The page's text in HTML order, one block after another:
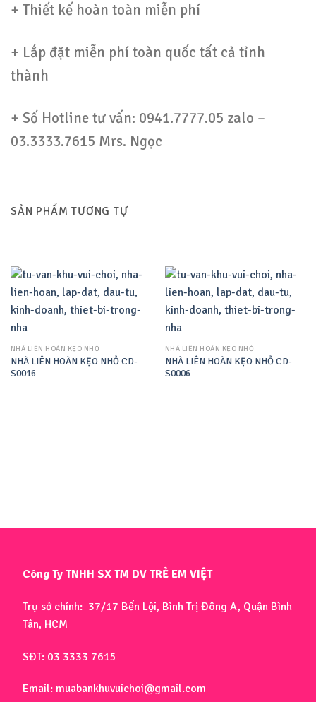
+ Thiết kế hoàn toàn miễn phí
+ Lắp đặt miễn phí toàn quốc tất cả tỉnh
thành
+ Số Hotline tư vấn: 0941.7777.05 zalo –
03.3333.7615 Mrs. Ngọc
SẢN PHẨM TƯƠNG TỰ
NHÀ LIÊN HOÀN KẸO NHỎ
NHÀ LIÊN HOÀN KẸO NHỎ CD-
S0016
NHÀ LIÊN HOÀN KẸO NHỎ
NHÀ LIÊN HOÀN KẸO NHỎ CD-
S0006
Công Ty TNHH SX TM DV TRẺ EM VIỆT
Trụ sở chính: 37/17 Bến Lội, Bình Trị Đông A, Quận Bình
Tân, HCM
SĐT: 03 3333 7615
Email: muabankhuvuichoi@gmail.com